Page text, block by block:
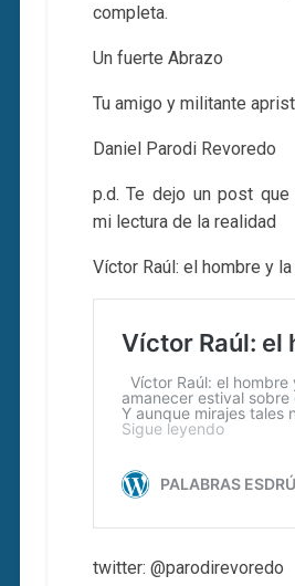
completa.
Un fuerte Abrazo
Tu amigo y militante
Daniel Parodi Revoredo
p.d. Te dejo un post
mi lectura de la realidad
Víctor Raúl: el hombre y
twitter: @parodirevoredo